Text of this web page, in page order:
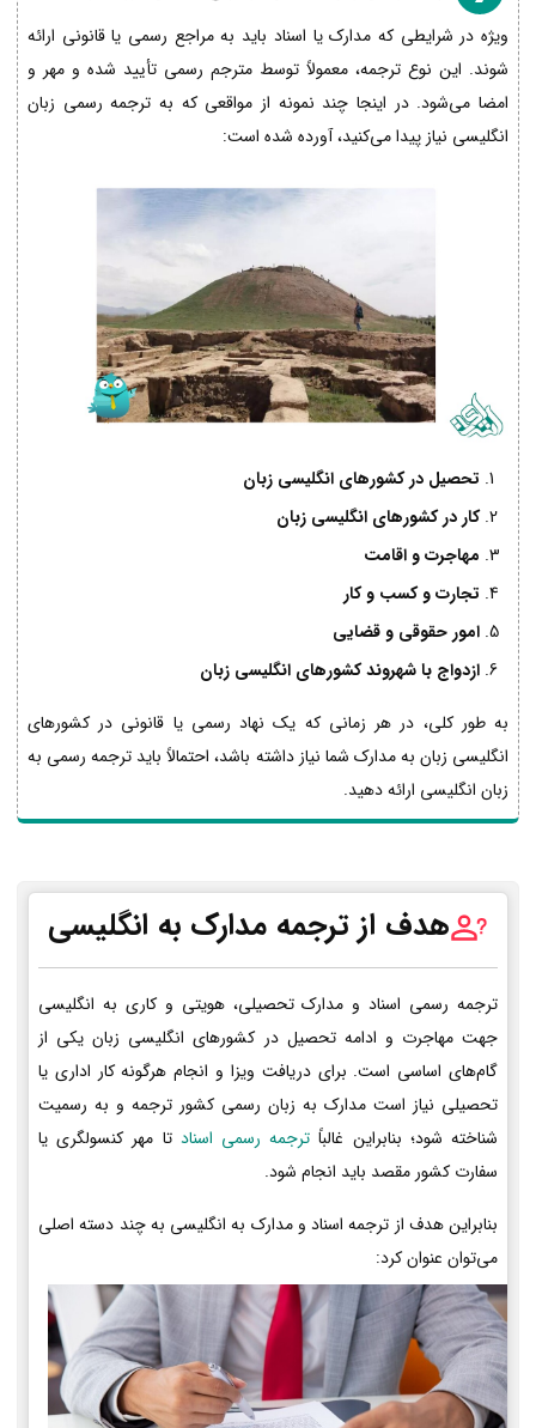
ویژه در شرایطی که مدارک یا اسناد باید به مراجع رسمی یا قانونی ارائه
شوند. این نوع ترجمه، معمولاً توسط مترجم رسمی تأیید شده و مهر و
امضا می‌شود. در اینجا چند نمونه از مواقعی که به ترجمه رسمی زبان
انگلیسی نیاز پیدا می‌کنید، آورده شده است:
تحصیل در کشورهای انگلیسی زبان
کار در کشورهای انگلیسی زبان
مهاجرت و اقامت
تجارت و کسب و کار
امور حقوقی و قضایی
ازدواج با شهروند کشورهای انگلیسی زبان
به طور کلی، در هر زمانی که یک نهاد رسمی یا قانونی در کشورهای
انگلیسی زبان به مدارک شما نیاز داشته باشد، احتمالاً باید ترجمه رسمی به
زبان انگلیسی ارائه دهید.
هدف از ترجمه مدارک به انگلیسی
ترجمه رسمی اسناد و مدارک تحصیلی، هویتی و کاری به انگلیسی
جهت مهاجرت و ادامه تحصیل در کشورهای انگلیسی زبان یکی از
گام‌های اساسی است. برای دریافت ویزا و انجام هرگونه کار اداری یا
تحصیلی نیاز است مدارک به زبان رسمی کشور ترجمه و به رسمیت
شناخته شود؛ بنابراین غالباً ترجمه رسمی اسناد تا مهر کنسولگری یا
سفارت کشور مقصد باید انجام شود.
بنابراین هدف از ترجمه اسناد و مدارک به انگلیسی به چند دسته اصلی
می‌توان عنوان کرد: